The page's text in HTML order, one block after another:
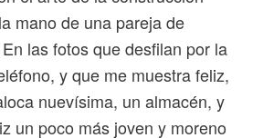
mano de una pareja de
las fotos que desfilan por la
y que me muestra feliz,
nuevísima, un almacén, y
un poco más joven y moreno